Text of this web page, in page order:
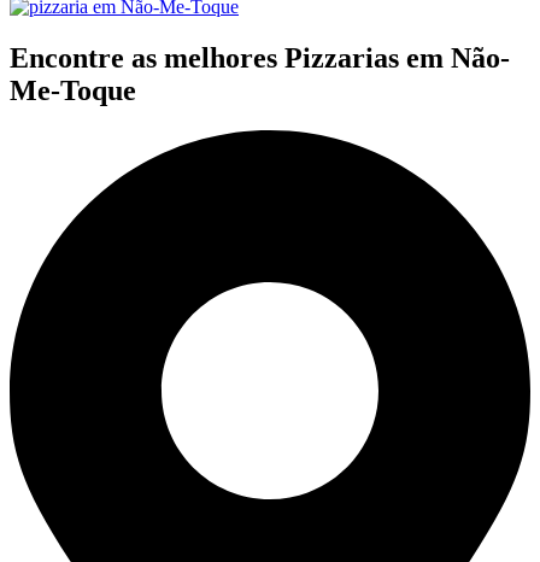
Encontre as melhores Pizzarias em Não-
Me-Toque